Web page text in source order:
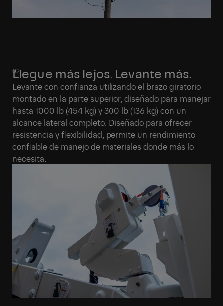
Llegue más lejos. Levante más.
Levante con confianza utilizando el brazo giratorio
montado en la parte superior, diseñado para manejar
hasta 1000 lb (454 kg) y 300 lb (136 kg) con un
alcance lateral completo. Diseñado para ofrecer
resistencia y flexibilidad, permite un rendimiento
confiable de manejo de materiales donde más lo
necesita.